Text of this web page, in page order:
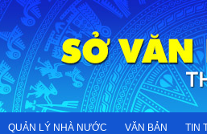
QUẢN LÝ NHÀ NƯỚC VĂN BẢN TIN